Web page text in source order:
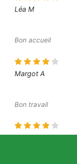
Léa M
Bon accueil
Margot A
Bon travail
Elliot S